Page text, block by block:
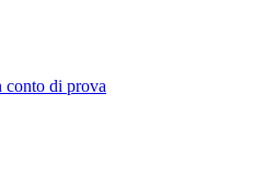
conto di prova